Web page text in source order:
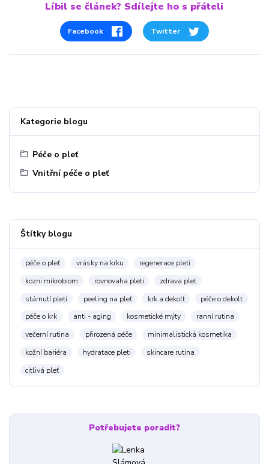
Kategorie blogu
Péče o pleť
Vnitřní péče o pleť
Štítky blogu
péče o pleť vrásky na krku
regenerace pleti
kozni mikrobiom
rovnovaha pleti
zdrava plet
stárnutí pleti
peeling na pleť krk a dekolt
péče o dekolt
péče o krk
anti - aging kosmetické mýty
ranní rutina
večerní rutina
přirozená péče
minimalistická kosmetika
kožní bariéra
hydratace pleti
skincare rutina
citlivá pleť
Potřebujete poradit?
Líbil se článek? Sdílejte ho s přáteli
Facebook Twitter